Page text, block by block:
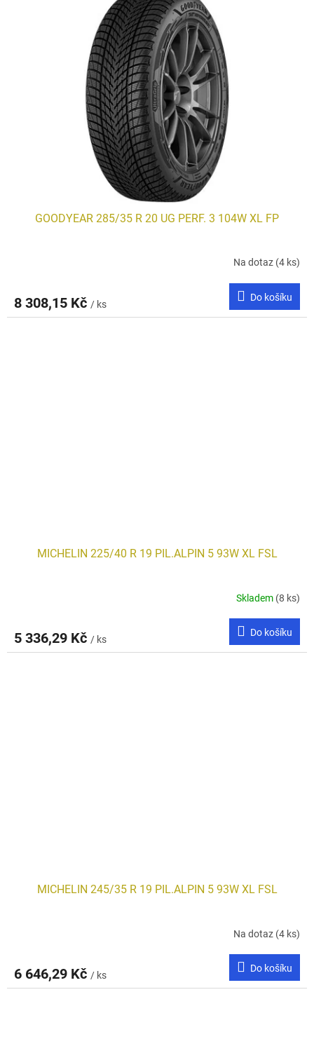
GOODYEAR 285/35 R 20 UG PERF. 3 104W XL FP
Na dotaz (4 ks)
8 308,15 Kč / ks
Do košíku
MICHELIN 225/40 R 19 PIL.ALPIN 5 93W XL FSL
Skladem (8 ks)
5 336,29 Kč / ks
Do košíku
MICHELIN 245/35 R 19 PIL.ALPIN 5 93W XL FSL
Na dotaz (4 ks)
6 646,29 Kč / ks
Do košíku